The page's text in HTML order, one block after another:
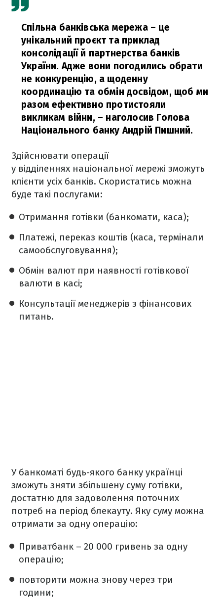
Спільна банківська мережа – це
унікальний проєкт та приклад
консолідації й партнерства банків
України. Адже вони погодились обрати
не конкуренцію, а щоденну
координацію та обмін досвідом, щоб ми
разом ефективно протистояли
викликам війни, – наголосив Голова
Національного банку Андрій Пишний.
Здійснювати операції
у відділеннях національної мережі зможуть
клієнти усіх банків. Скористатись можна
буде такі послугами:
Отримання готівки (банкомати, каса);
Платежі, переказ коштів (каса, термінали
самообслуговування);
Обмін валют при наявності готівкової
валюти в касі;
Консультації менеджерів з фінансових
питань.
У банкоматі будь-якого банку українці
зможуть зняти збільшену суму готівки,
достатню для задоволення поточних
потреб на період блекауту. Яку суму можна
отримати за одну операцію:
Приватбанк – 20 000 гривень за одну
операцію;
повторити можна знову через три
години;